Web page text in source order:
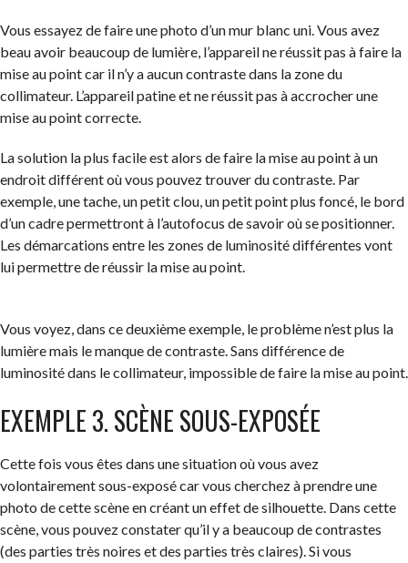
Vous essayez de faire une photo d’un mur blanc uni. Vous avez
beau avoir beaucoup de lumière, l’appareil ne réussit pas à faire la
mise au point car il n’y a aucun contraste dans la zone du
collimateur. L’appareil patine et ne réussit pas à accrocher une
mise au point correcte.
La solution la plus facile est alors de faire la mise au point à un
endroit différent où vous pouvez trouver du contraste. Par
exemple, une tache, un petit clou, un petit point plus foncé, le bord
d’un cadre permettront à l’autofocus de savoir où se positionner.
Les démarcations entre les zones de luminosité différentes vont
lui permettre de réussir la mise au point.
Vous voyez, dans ce deuxième exemple, le problème n’est plus la
lumière mais le manque de contraste. Sans différence de
luminosité dans le collimateur, impossible de faire la mise au point.
EXEMPLE 3. SCÈNE SOUS-EXPOSÉE
Cette fois vous êtes dans une situation où vous avez
volontairement sous-exposé car vous cherchez à prendre une
photo de cette scène en créant un effet de silhouette. Dans cette
scène, vous pouvez constater qu’il y a beaucoup de contrastes
(des parties très noires et des parties très claires). Si vous